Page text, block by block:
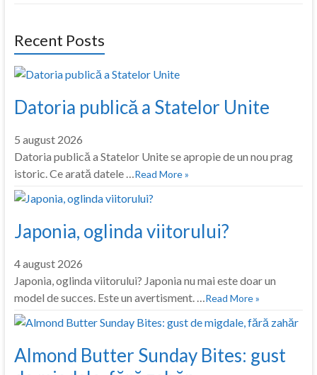
Recent Posts
Datoria publică a Statelor Unite
5 august 2026
Datoria publică a Statelor Unite se apropie de un nou prag
istoric. Ce arată datele …Read More »
Japonia, oglinda viitorului?
4 august 2026
Japonia, oglinda viitorului? Japonia nu mai este doar un
model de succes. Este un avertisment. …Read More »
Almond Butter Sunday Bites: gust